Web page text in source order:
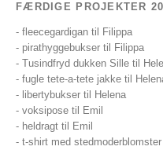
FÆRDIGE PROJEKTER
- fleecegardigan til Filippa
- pirathyggebukser til Filippa
- Tusindfryd dukken Sille til
- fugle tete-a-tete jakke til
- libertybukser til Helena
- voksipose til Emil
- heldragt til Emil
- t-shirt med